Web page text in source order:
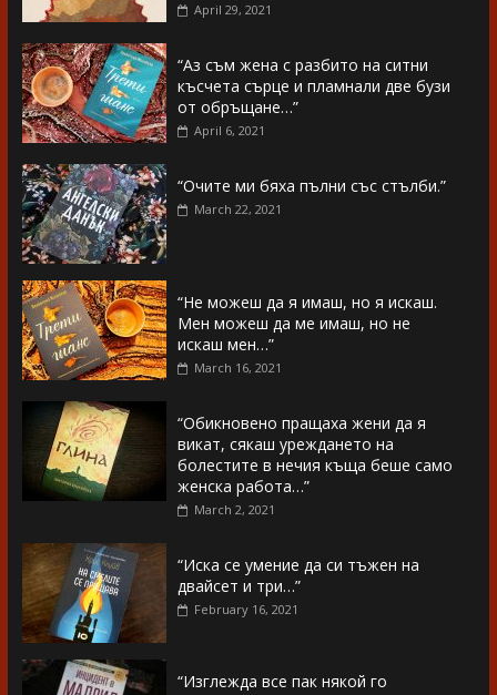
April 29, 2021
“Аз съм жена с разбито на ситни
късчета сърце и пламнали две бузи
от обръщане…”
April 6, 2021
“Очите ми бяха пълни със стълби.”
March 22, 2021
“Не можеш да я имаш, но я искаш.
Мен можеш да ме имаш, но не
искаш мен…”
March 16, 2021
“Обикновено пращаха жени да я
викат, сякаш уреждането на
болестите в нечия къща беше само
женска работа…”
March 2, 2021
“Иска се умение да си тъжен на
двайсет и три…”
February 16, 2021
“Изглежда все пак някой го